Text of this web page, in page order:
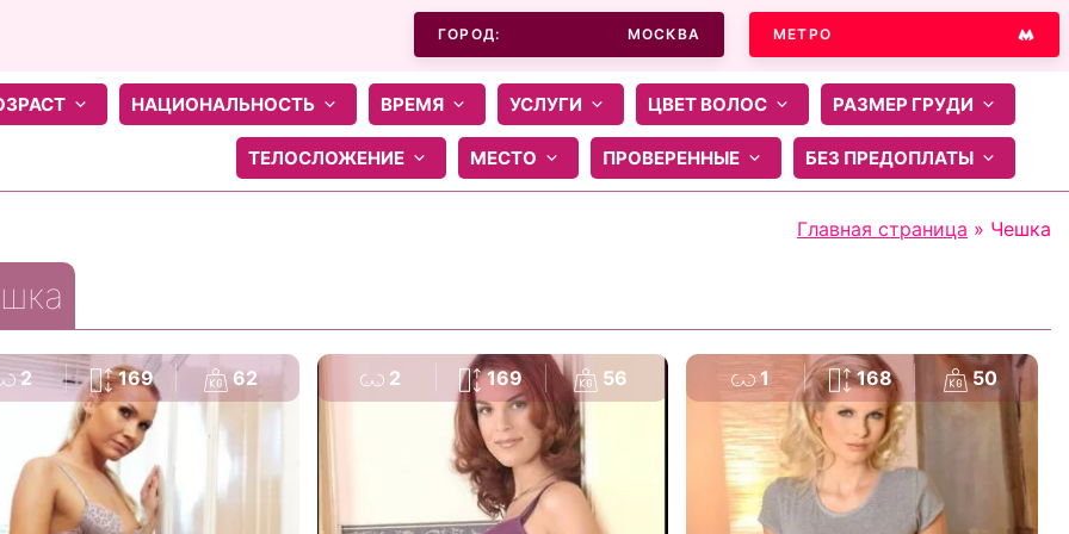
ГОРОД: МОСКВА МЕТРО
НАЦИОНАЛЬНОСТЬ ВРЕМЯ УСЛУГИ ЦВЕТ ВОЛОС РАЗМЕР ГРУДИ
ТЕЛОСЛОЖЕНИЕ МЕСТО ПРОВЕРЕННЫЕ БЕЗ ПРЕДОПЛАТЫ
Главная страница » Чешка
2 169 62 2 169 56 1 168 50